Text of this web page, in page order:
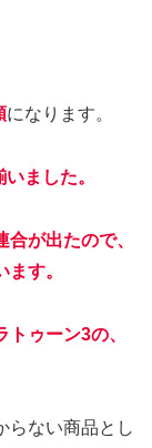
になります。
ました。
が出たので、
す。
トゥーン3の、
らない商品とし